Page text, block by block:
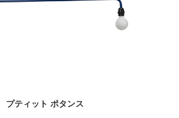
プティット ポタンス